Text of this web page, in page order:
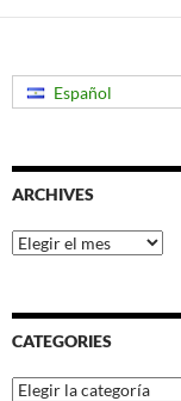
Español
ARCHIVES
Archives
CATEGORIES
Categories